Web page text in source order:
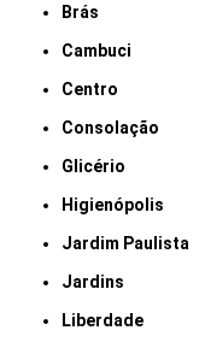
Brás
Cambuci
Centro
Consolação
Glicério
Higienópolis
Jardim Paulista
Jardins
Liberdade